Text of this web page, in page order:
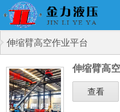
伸缩臂高空作业平台
伸缩臂高
查看